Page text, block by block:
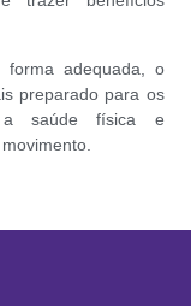
forma adequada, o
preparado para os
a saúde física e